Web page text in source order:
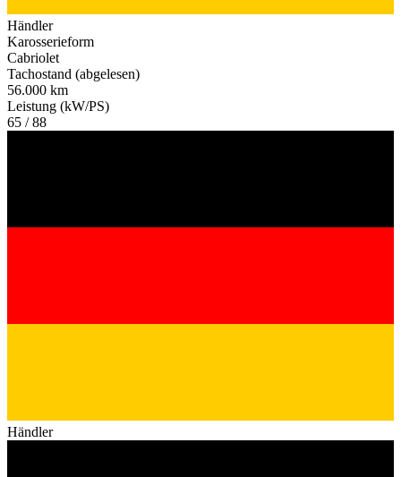
Händler
Karosserieform
Cabriolet
Tachostand (abgelesen)
56.000 km
Leistung (kW/PS)
65 / 88
Händler